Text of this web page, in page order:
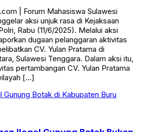
| Forum Mahasiswa Sulawesi
aksi unjuk rasa di Kejaksaan
Rabu (11/6/2025). Melalui aksi
dugaan pelanggaran aktivitas
CV. Yulan Pratama di
Sulawesi Tenggara. Dalam aksi itu,
pertambangan CV. Yulan Pratama
[…]